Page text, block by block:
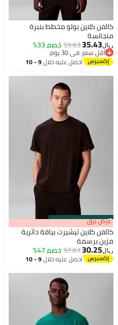
كالفن كلاين بولو مخطط بنبرة
متجانسة
ريال35.43
53.63خصم 33%
أقل سعر في 30 يوم
أقل سعر في 30 يوماحصل عليه خلال 9 - 10
00m:00s
·باقي 100% عرض برق
كالفن كلاين تيشيرت بياقة دائرية
مزين برسمة
ريال30.25
57.61خصم 47%
احصل عليه خلال 9 - 10